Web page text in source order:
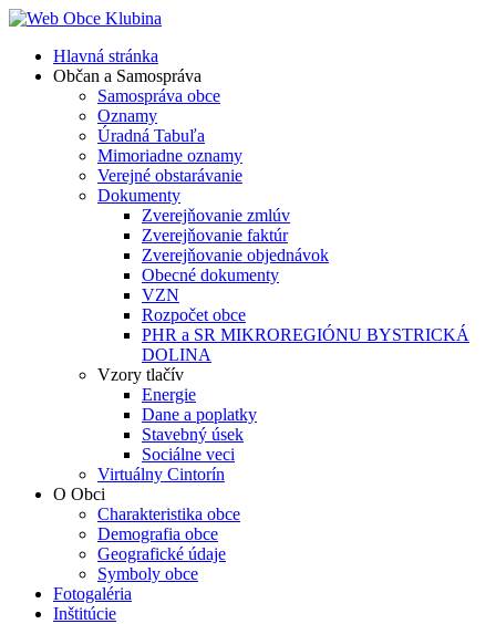
Hlavná stránka
Občan a Samospráva
Samospráva obce
Oznamy
Úradná Tabuľa
Mimoriadne oznamy
Verejné obstarávanie
Dokumenty
Zverejňovanie zmlúv
Zverejňovanie faktúr
Zverejňovanie objednávok
Obecné dokumenty
VZN
Rozpočet obce
PHR a SR MIKROREGIÓNU BYSTRICKÁ
DOLINA
Vzory tlačív
Energie
Dane a poplatky
Stavebný úsek
Sociálne veci
Virtuálny Cintorín
O Obci
Charakteristika obce
Demografia obce
Geografické údaje
Symboly obce
Fotogaléria
Inštitúcie